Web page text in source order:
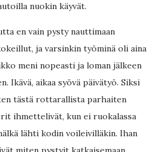
nuokin käyvät.
en vain pysty nauttimaan
ja varsinkin työminä oli aina
meni nopeasti ja loman jälkeen
Ikävä, aikaa syövä päivätyö. Siksi
tästä rottarallista parhaiten
ihmettelivät, kun ei ruokalassa
lähti kodin voileivilläkin. Ihan